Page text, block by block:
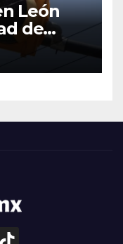
León
de